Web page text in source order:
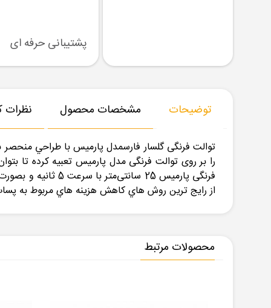
پشتیبانی حرفه ای
توضیحات مشخصات محصول نظرات
را بر روی توالت فرنگی مدل پارمیس تعبیه کرده تا
از رايج ترين روش هاي كاهش هزينه هاي مربوط به
محصولات مرتبط